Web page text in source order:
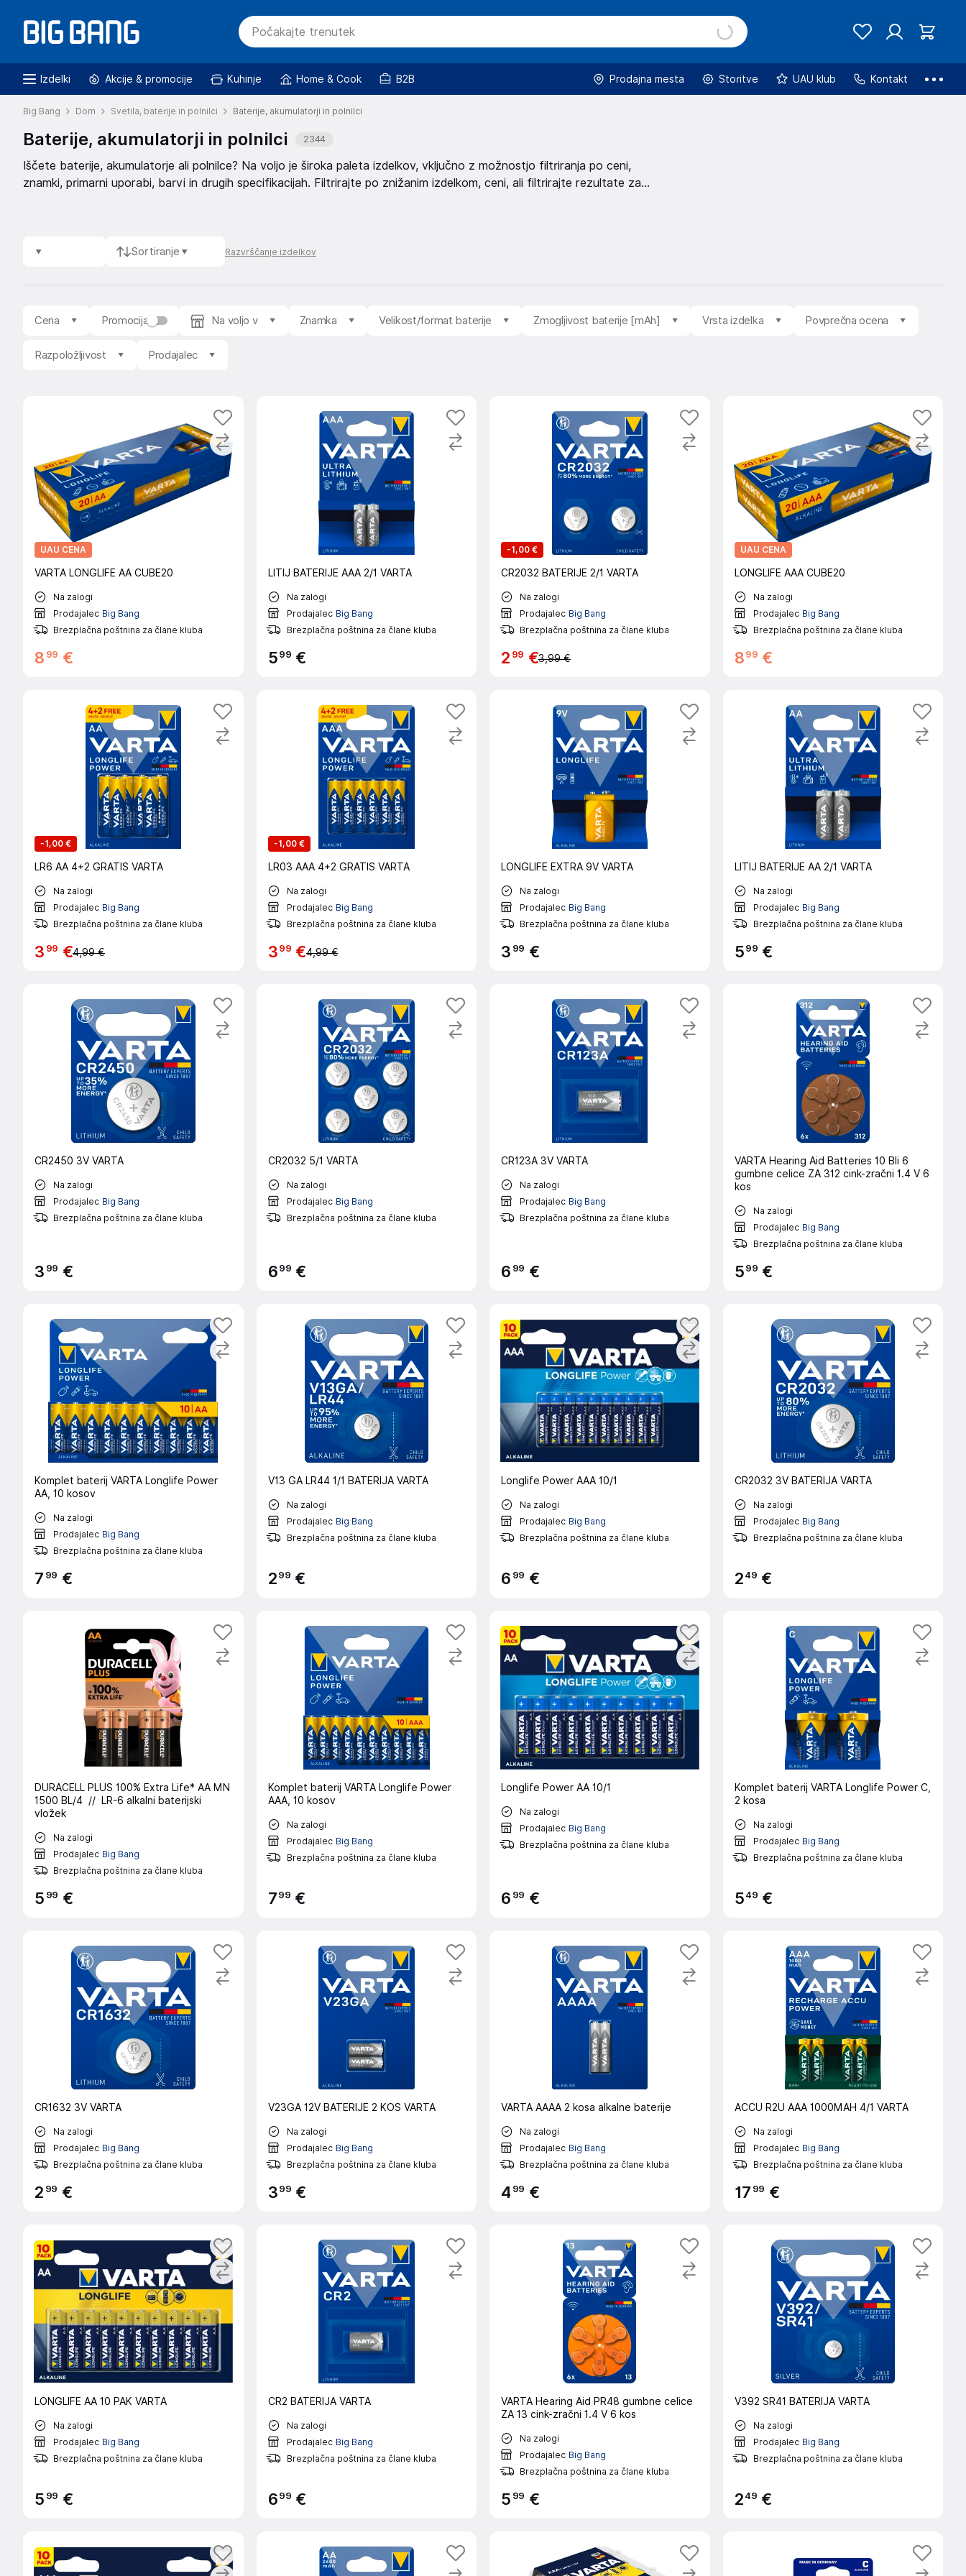
Izdelki Akcije & promocije Kuhinje Home & Cook B2B Prodajna mesta Storitve UAU klub Kontakt
Big Bang Dom Svetila, baterije in polnilci Baterije, akumulatorji in polnilci
Baterije, akumulatorji in polnilci 2344
Iščete baterije, akumulatorje ali polnilce? Na voljo je široka paleta izdelkov, vključno z možnostjo filtriranja po ceni,
znamki, primarni uporabi, barvi in drugih specifikacijah. Filtrirajte po znižanim izdelkom, ceni, ali filtrirajte rezultate za
Sortiranje Razvrščanje izdelkov
Cena Promocija Na voljo v Znamka Velikost/format baterije Zmogljivost baterije [mAh] Vrsta izdelka Povprečna ocena
Razpoložljivost Prodajalec
UAU CENA
VARTA LONGLIFE AA CUBE20
Na zalogi
Prodajalec Big Bang
Brezplačna poštnina za člane kluba
8 99 €
LITIJ BATERIJE AAA 2/1 VARTA
Na zalogi
Prodajalec Big Bang
Brezplačna poštnina za člane kluba
599 €
-1,00 €
CR2032 BATERIJE 2/1 VARTA
Na zalogi
Prodajalec Big Bang
Brezplačna poštnina za člane kluba
2 99 €3,99 €
UAU CENA
LONGLIFE AAA CUBE20
Na zalogi
Prodajalec Big Bang
Brezplačna poštnina za člane kluba
899 €
-1,00 €
LR6 AA 4+2 GRATIS VARTA
Na zalogi
Prodajalec Big Bang
Brezplačna poštnina za člane kluba
3 99 €4,99 €
-1,00 €
LR03 AAA 4+2 GRATIS VARTA
Na zalogi
Prodajalec Big Bang
Brezplačna poštnina za člane kluba
399 €4,99 €
LONGLIFE EXTRA 9V VARTA
Na zalogi
Prodajalec Big Bang
Brezplačna poštnina za člane kluba
3 99 €
LITIJ BATERIJE AA 2/1 VARTA
Na zalogi
Prodajalec Big Bang
Brezplačna poštnina za člane kluba
599 €
CR2450 3V VARTA
Na zalogi
Prodajalec Big Bang
Brezplačna poštnina za člane kluba
3 99 €
CR2032 5/1 VARTA
Na zalogi
Prodajalec Big Bang
Brezplačna poštnina za člane kluba
699 €
CR123A 3V VARTA
Na zalogi
Prodajalec Big Bang
Brezplačna poštnina za člane kluba
6 99 €
VARTA Hearing Aid Batteries 10 Bli 6
gumbne celice ZA 312 cink-zračni 1.4 V 6
kos
Na zalogi
Prodajalec Big Bang
Brezplačna poštnina za člane kluba
599 €
Komplet baterij VARTA Longlife Power
AA, 10 kosov
Na zalogi
Prodajalec Big Bang
Brezplačna poštnina za člane kluba
7 99 €
V13 GA LR44 1/1 BATERIJA VARTA
Na zalogi
Prodajalec Big Bang
Brezplačna poštnina za člane kluba
299 €
Longlife Power AAA 10/1
Na zalogi
Prodajalec Big Bang
Brezplačna poštnina za člane kluba
6 99 €
CR2032 3V BATERIJA VARTA
Na zalogi
Prodajalec Big Bang
Brezplačna poštnina za člane kluba
249 €
DURACELL PLUS 100% Extra Life* AA MN
1500 BL/4 // LR-6 alkalni baterijski
vložek
Na zalogi
Prodajalec Big Bang
Brezplačna poštnina za člane kluba
5 99 €
Komplet baterij VARTA Longlife Power
AAA, 10 kosov
Na zalogi
Prodajalec Big Bang
Brezplačna poštnina za člane kluba
799 €
Longlife Power AA 10/1
Na zalogi
Prodajalec Big Bang
Brezplačna poštnina za člane kluba
6 99 €
Komplet baterij VARTA Longlife Power C,
2 kosa
Na zalogi
Prodajalec Big Bang
Brezplačna poštnina za člane kluba
549 €
CR1632 3V VARTA
Na zalogi
Prodajalec Big Bang
Brezplačna poštnina za člane kluba
2 99 €
V23GA 12V BATERIJE 2 KOS VARTA
Na zalogi
Prodajalec Big Bang
Brezplačna poštnina za člane kluba
399 €
VARTA AAAA 2 kosa alkalne baterije
Na zalogi
Prodajalec Big Bang
Brezplačna poštnina za člane kluba
4 99 €
ACCU R2U AAA 1000MAH 4/1 VARTA
Na zalogi
Prodajalec Big Bang
Brezplačna poštnina za člane kluba
17 99 €
LONGLIFE AA 10 PAK VARTA
Na zalogi
Prodajalec Big Bang
Brezplačna poštnina za člane kluba
5 99 €
CR2 BATERIJA VARTA
Na zalogi
Prodajalec Big Bang
Brezplačna poštnina za člane kluba
699 €
VARTA Hearing Aid PR48 gumbne celice
ZA 13 cink-zračni 1.4 V 6 kos
Na zalogi
Prodajalec Big Bang
Brezplačna poštnina za člane kluba
5 99 €
V392 SR41 BATERIJA VARTA
Na zalogi
Prodajalec Big Bang
Brezplačna poštnina za člane kluba
249 €